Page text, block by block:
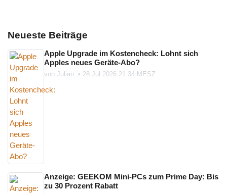
Neueste Beiträge
Apple Upgrade im Kostencheck: Lohnt sich
Apples neues Geräte-Abo?
von Julian • 28 Jul 2026 21:34 MESZ
Anzeige: GEEKOM Mini-PCs zum Prime Day: Bis
zu 30 Prozent Rabatt